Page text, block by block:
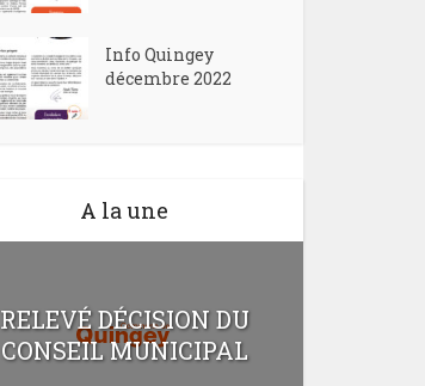
Info Quingey
décembre 2022
A la une
RELEVÉ DÉCISION DU
CONSEIL MUNICIPAL